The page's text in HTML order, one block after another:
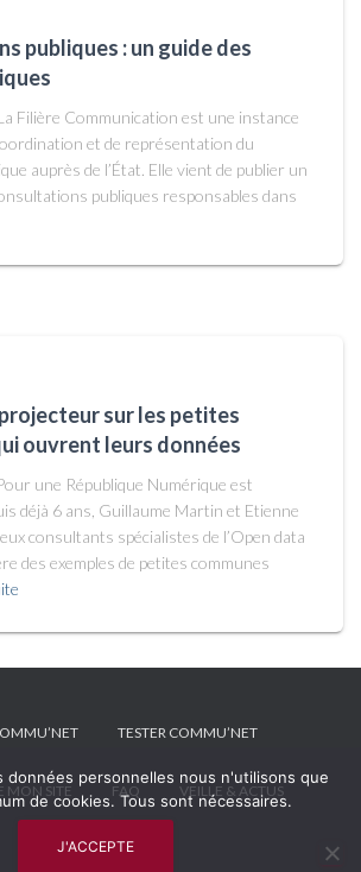
publiques : un guide des
Filière Communication est une instance
et de représentation du
auprès de l’État. Elle vient de publier un
publiques responsables dans
sur les petites
ouvrent leurs données
une République Numérique est
déjà 6 ans, Guillaume Martin et Etienne
consultants spécialistes de l’Open data
des exemples de petites communes
TESTER COMMU’NET
MON SITE FAQ VEILLE & ACTUS
MENTIONS LÉGALES
données personnelles nous n'utilisons que
de cookies. Tous sont nécessaires.
J'ACCEPTE